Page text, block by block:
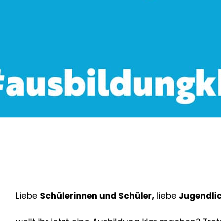
Liebe Schülerinnen und Schüler, liebe